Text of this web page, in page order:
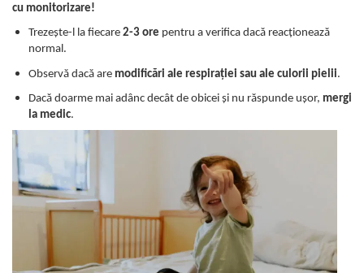
cu monitorizare!
Trezește-l la fiecare 2-3 ore pentru a verifica dacă reacționează
normal.
Observă dacă are modificări ale respirației sau ale culorii pielii.
Dacă doarme mai adânc decât de obicei și nu răspunde ușor, mergi
la medic.